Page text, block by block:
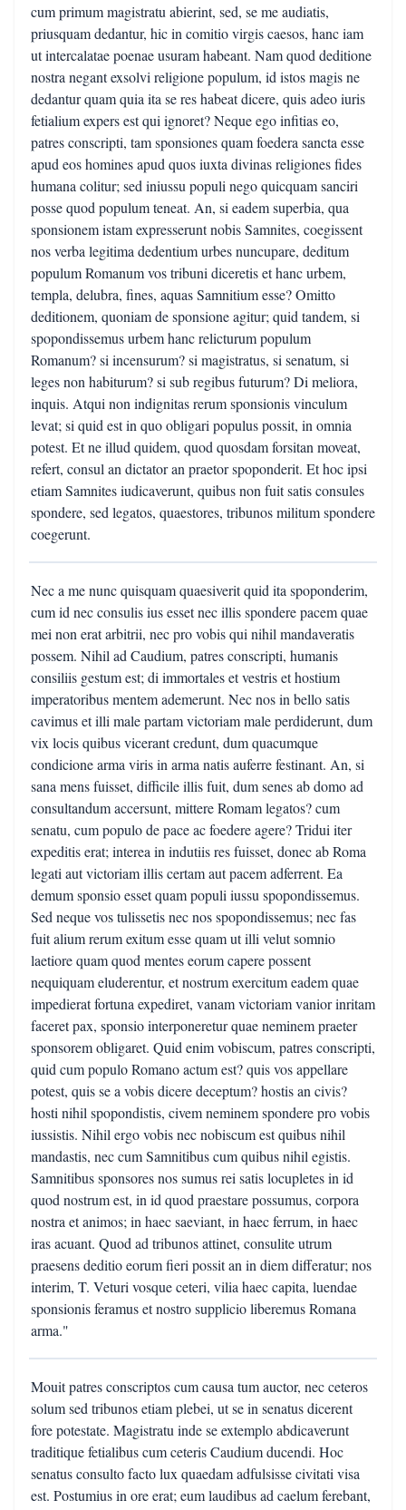
cum primum magistratu abierint, sed, se me audiatis,
priusquam dedantur, hic in comitio virgis caesos, hanc iam
ut intercalatae poenae usuram habeant. Nam quod deditione
nostra negant exsolvi religione populum, id istos magis ne
dedantur quam quia ita se res habeat dicere, quis adeo iuris
fetialium expers est qui ignoret? Neque ego infitias eo,
patres conscripti, tam sponsiones quam foedera sancta esse
apud eos homines apud quos iuxta divinas religiones fides
humana colitur; sed iniussu populi nego quicquam sanciri
posse quod populum teneat. An, si eadem superbia, qua
sponsionem istam expresserunt nobis Samnites, coegissent
nos verba legitima dedentium urbes nuncupare, deditum
populum Romanum vos tribuni diceretis et hanc urbem,
templa, delubra, fines, aquas Samnitium esse? Omitto
deditionem, quoniam de sponsione agitur; quid tandem, si
spopondissemus urbem hanc relicturum populum
Romanum? si incensurum? si magistratus, si senatum, si
leges non habiturum? si sub regibus futurum? Di meliora,
inquis. Atqui non indignitas rerum sponsionis vinculum
levat; si quid est in quo obligari populus possit, in omnia
potest. Et ne illud quidem, quod quosdam forsitan moveat,
refert, consul an dictator an praetor spoponderit. Et hoc ipsi
etiam Samnites iudicaverunt, quibus non fuit satis consules
spondere, sed legatos, quaestores, tribunos militum spondere
coegerunt.
Nec a me nunc quisquam quaesiverit quid ita spoponderim,
cum id nec consulis ius esset nec illis spondere pacem quae
mei non erat arbitrii, nec pro vobis qui nihil mandaveratis
possem. Nihil ad Caudium, patres conscripti, humanis
consiliis gestum est; di immortales et vestris et hostium
imperatoribus mentem ademerunt. Nec nos in bello satis
cavimus et illi male partam victoriam male perdiderunt, dum
vix locis quibus vicerant credunt, dum quacumque
condicione arma viris in arma natis auferre festinant. An, si
sana mens fuisset, difficile illis fuit, dum senes ab domo ad
consultandum accersunt, mittere Romam legatos? cum
senatu, cum populo de pace ac foedere agere? Tridui iter
expeditis erat; interea in indutiis res fuisset, donec ab Roma
legati aut victoriam illis certam aut pacem adferrent. Ea
demum sponsio esset quam populi iussu spopondissemus.
Sed neque vos tulissetis nec nos spopondissemus; nec fas
fuit alium rerum exitum esse quam ut illi velut somnio
laetiore quam quod mentes eorum capere possent
nequiquam eluderentur, et nostrum exercitum eadem quae
impedierat fortuna expediret, vanam victoriam vanior inritam
faceret pax, sponsio interponeretur quae neminem praeter
sponsorem obligaret. Quid enim vobiscum, patres conscripti,
quid cum populo Romano actum est? quis vos appellare
potest, quis se a vobis dicere deceptum? hostis an civis?
hosti nihil spopondistis, civem neminem spondere pro vobis
iussistis. Nihil ergo vobis nec nobiscum est quibus nihil
mandastis, nec cum Samnitibus cum quibus nihil egistis.
Samnitibus sponsores nos sumus rei satis locupletes in id
quod nostrum est, in id quod praestare possumus, corpora
nostra et animos; in haec saeviant, in haec ferrum, in haec
iras acuant. Quod ad tribunos attinet, consulite utrum
praesens deditio eorum fieri possit an in diem differatur; nos
interim, T. Veturi vosque ceteri, vilia haec capita, luendae
sponsionis feramus et nostro supplicio liberemus Romana
arma."
Mouit patres conscriptos cum causa tum auctor, nec ceteros
solum sed tribunos etiam plebei, ut se in senatus dicerent
fore potestate. Magistratu inde se extemplo abdicaverunt
traditique fetialibus cum ceteris Caudium ducendi. Hoc
senatus consulto facto lux quaedam adfulsisse civitati visa
est. Postumius in ore erat; eum laudibus ad caelum ferebant,